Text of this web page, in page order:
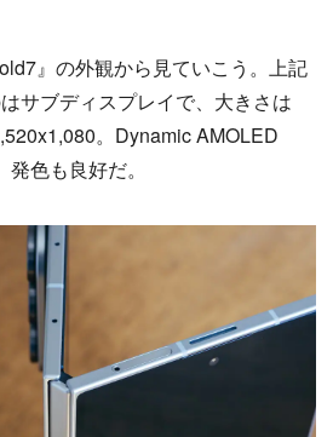
』の外観から見ていこう。上記
サブディスプレイで、大きさは
。Dynamic AMOLED
色も良好だ。